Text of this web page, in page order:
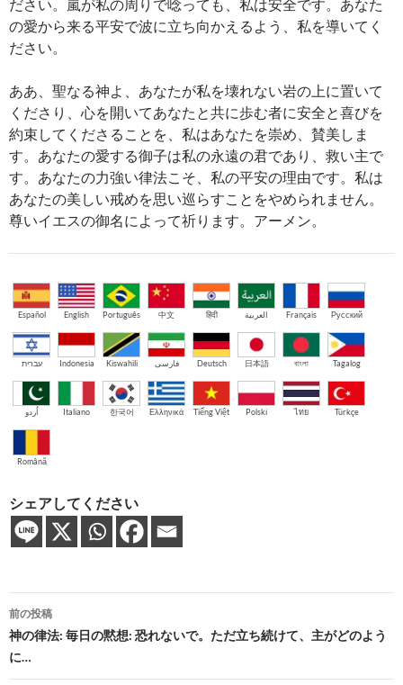
ださい。嵐が私の周りで唸っても、私は安全です。あなた
の愛から来る平安で波に立ち向かえるよう、私を導いてく
ださい。
ああ、聖なる神よ、あなたが私を壊れない岩の上に置いて
くださり、心を開いてあなたと共に歩む者に安全と喜びを
約束してくださることを、私はあなたを崇め、賛美しま
す。あなたの愛する御子は私の永遠の君であり、救い主で
す。あなたの力強い律法こそ、私の平安の理由です。私は
あなたの美しい戒めを思い巡らすことをやめられません。
尊いイエスの御名によって祈ります。アーメン。
Español English Português 中文 हिंदी العربية Français Русский
עברית Indonesia Kiswahili فارسی Deutsch 日本語 বাংলা Tagalog
اُردو Italiano 한국어 Ελληνικά Tiếng Việt Polski ไทย Türkçe
Română
シェアしてください
投
稿
ナ
前の投稿
神の律法: 毎日の黙想: 恐れないで。ただ立ち続けて、主がどのよう
に…